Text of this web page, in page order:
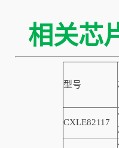
相关
型号
CXLE82117